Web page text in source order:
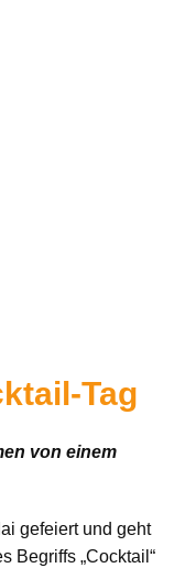
Tag
von einem
gefeiert und geht
Begriffs „Cocktail“